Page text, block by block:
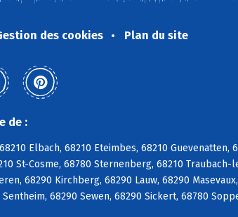
des cookies Plan du site
de :
Elbach, 68210 Eteimbes, 68210 Guevenatten,
St-Cosme, 68780 Sternenberg, 68210 Traubach-
68290 Kirchberg, 68290 Lauw, 68290
68290 Sewen, 68290 Sickert, 68780